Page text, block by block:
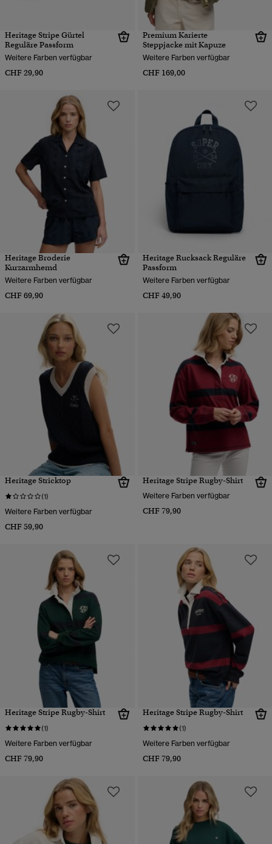
Heritage Stripe Gürtel
Reguläre Passform
Weitere Farben verfügbar
CHF 29,90
Premium Karierte
Steppjacke mit Kapuze
Weitere Farben verfügbar
CHF 169,00
Heritage Broderie
Kurzarmhemd
Weitere Farben verfügbar
CHF 69,90
Heritage Rucksack Reguläre
Passform
Weitere Farben verfügbar
CHF 49,90
Heritage Stricktop
(1)
Weitere Farben verfügbar
CHF 59,90
Heritage Stripe Rugby-Shirt
Weitere Farben verfügbar
CHF 79,90
Heritage Stripe Rugby-Shirt
(1)
Weitere Farben verfügbar
CHF 79,90
Heritage Stripe Rugby-Shirt
(1)
Weitere Farben verfügbar
CHF 79,90